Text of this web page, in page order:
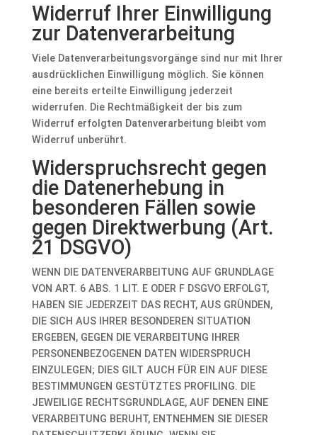
Widerruf Ihrer Einwilligung
zur Datenverarbeitung
Viele Datenverarbeitungsvorgänge sind nur mit Ihrer
ausdrücklichen Einwilligung möglich. Sie können
eine bereits erteilte Einwilligung jederzeit
widerrufen. Die Rechtmäßigkeit der bis zum
Widerruf erfolgten Datenverarbeitung bleibt vom
Widerruf unberührt.
Widerspruchsrecht gegen
die Datenerhebung in
besonderen Fällen sowie
gegen Direktwerbung (Art.
21 DSGVO)
WENN DIE DATENVERARBEITUNG AUF GRUNDLAGE
VON ART. 6 ABS. 1 LIT. E ODER F DSGVO ERFOLGT,
HABEN SIE JEDERZEIT DAS RECHT, AUS GRÜNDEN,
DIE SICH AUS IHRER BESONDEREN SITUATION
ERGEBEN, GEGEN DIE VERARBEITUNG IHRER
PERSONENBEZOGENEN DATEN WIDERSPRUCH
EINZULEGEN; DIES GILT AUCH FÜR EIN AUF DIESE
BESTIMMUNGEN GESTÜTZTES PROFILING. DIE
JEWEILIGE RECHTSGRUNDLAGE, AUF DENEN EINE
VERARBEITUNG BERUHT, ENTNEHMEN SIE DIESER